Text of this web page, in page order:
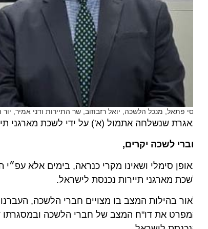
פתאל, מנכל הלשכה, יואל רזבוזוב, שר התיירות ודני אמיר, יור
שנשלחה אתמול (א') על ידי לשכת מארגני
לשכה יקרים,
סימלי ושאינו מקרי כנראה, בימים אלא עפ״י
מארגני תיירות נכנסת לישראל.
בהילות המצב בו מצויים חברי הלשכה, העברנו
את דו"ח המצב של חברי הלשכה ובמסגרתו